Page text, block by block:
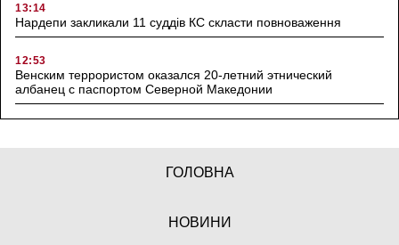
13:14
Нардепи закликали 11 суддів КС скласти повноваження
12:53
Венским террористом оказался 20-летний этнический
албанец с паспортом Северной Македонии
ГОЛОВНА
НОВИНИ